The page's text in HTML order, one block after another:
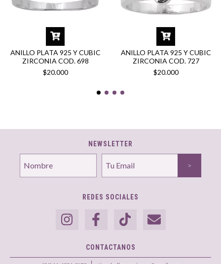
ANILLO PLATA 925 Y CUBIC
ZIRCONIA COD. 698
$20.000
ANILLO PLATA 925 Y CUBIC
ZIRCONIA COD. 727
$20.000
NEWSLETTER
REDES SOCIALES
CONTACTANOS